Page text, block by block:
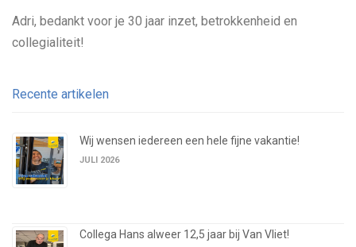
Adri, bedankt voor je 30 jaar inzet, betrokkenheid en
collegialiteit!
Recente artikelen
Wij wensen iedereen een hele fijne vakantie!
JULI 2026
Collega Hans alweer 12,5 jaar bij Van Vliet!